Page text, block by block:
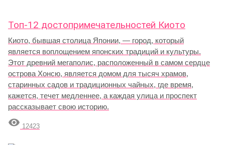
Топ-12 достопримечательностей Киото
Киото, бывшая столица Японии, — город, который
является воплощением японских традиций и культуры.
Этот древний мегаполис, расположенный в самом сердце
острова Хонсю, является домом для тысяч храмов,
старинных садов и традиционных чайных, где время,
кажется, течет медленнее, а каждая улица и проспект
рассказывает свою историю.
 12423